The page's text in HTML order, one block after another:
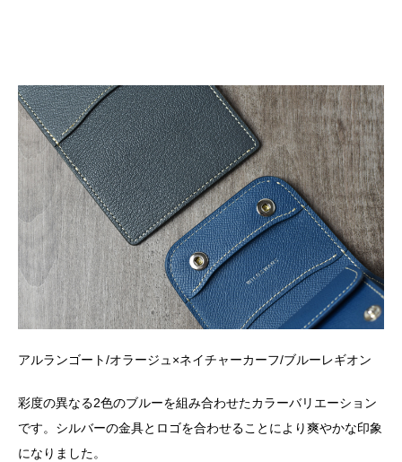
アルランゴート/オラージュ×ネイチャーカーフ/ブルーレギオン
彩度の異なる2色のブルーを組み合わせたカラーバリエーション
です。シルバーの金具とロゴを合わせることにより爽やかな印象
になりました。